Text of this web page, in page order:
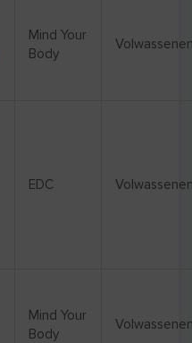
Mind Your
Body
EDC
Mind Your
Body